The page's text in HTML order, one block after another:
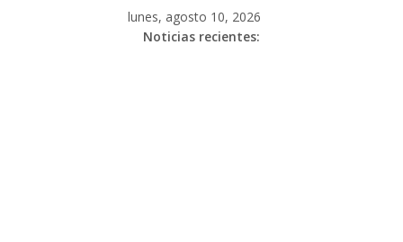
lunes, agosto 10, 2026
Noticias recientes: